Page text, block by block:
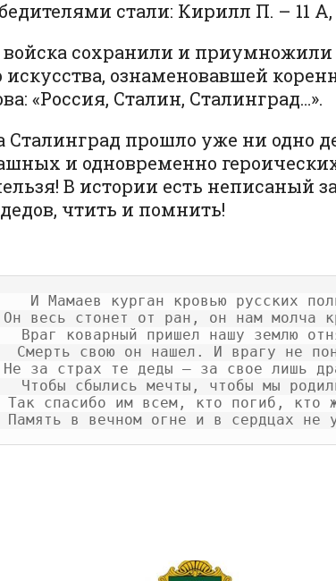
стали: Кирилл П. – 11
войска сохранили и
искусства, ознаменовавшей
«Россия, Сталин, Сталинград…».
прошло уже ни одно
и одновременно
В истории есть неписаный
чтить и помнить!
И Мамаев курган кровью русских
Он весь стонет от ран, он нам молча
Враг коварный пришел нашу землю
Смерть свою он нашел. И врагу не
Не за страх те деды – за свое лишь
Чтобы сбылись мечты, чтобы мы
Так спасибо им всем, кто погиб, кто